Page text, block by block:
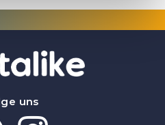
uns